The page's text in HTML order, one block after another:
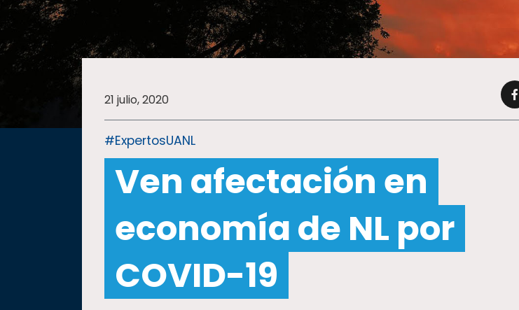
SUSTENTABILIDAD
TEMAS
educativa
21 julio, 2020
#ExpertosUANL
Ven afectación en
economía de NL por
COVID-19